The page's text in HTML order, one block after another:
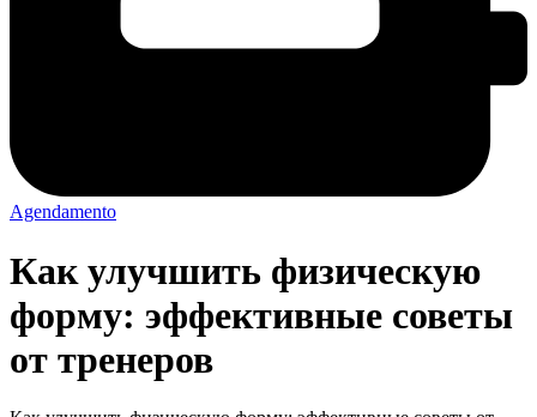
Agendamento
Как улучшить физическую
форму: эффективные советы
от тренеров